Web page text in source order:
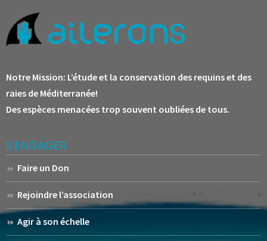
Notre Mission: L’étude et la conservation des requins et des
raies de Méditerranée!
Des espèces menacées trop souvent oubliées de tous.
S’ENGAGER
Faire un Don
Rejoindre l’association
Agir à son échelle